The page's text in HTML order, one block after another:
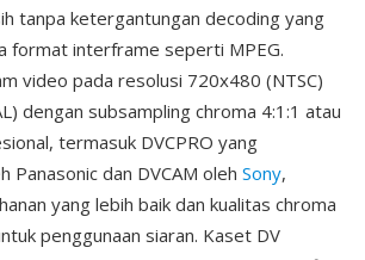
tanpa ketergantungan decoding yang
format interframe seperti MPEG.
video pada resolusi 720x480 (NTSC)
dengan subsampling chroma 4:1:1 atau
termasuk DVCPRO yang
Panasonic dan DVCAM oleh Sony,
yang lebih baik dan kualitas chroma
penggunaan siaran. Kaset DV